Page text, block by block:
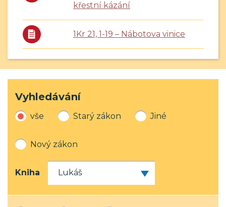
křestní kázání
1Kr 21, 1-19 – Nábotova vinice
Vyhledávání
vše Starý zákon Jiné
Nový zákon
Kniha